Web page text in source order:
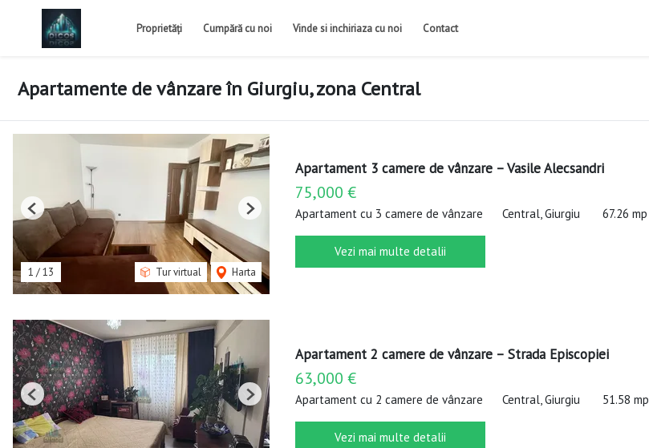
Proprietăți Cumpără cu noi Vinde si inchiriaza cu noi Contact
Apartamente de vânzare în Giurgiu, zona Central
1 /13 Tur virtual Harta
Previous Next
Apartament 3 camere de vânzare – Vasile Alecsandri
75,000 €
Apartament cu 3 camere de vânzare Central, Giurgiu 67.26 mp
Vezi mai multe detalii
Previous Next
Apartament 2 camere de vânzare – Strada Episcopiei
63,000 €
Apartament cu 2 camere de vânzare Central, Giurgiu 51.58 mp
Vezi mai multe detalii